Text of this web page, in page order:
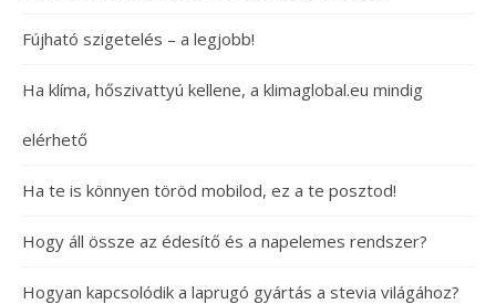
Fújható szigetelés – a legjobb!
Ha klíma, hőszivattyú kellene, a klimaglobal.eu mindig
elérhető
Ha te is könnyen töröd mobilod, ez a te posztod!
Hogy áll össze az édesítő és a napelemes rendszer?
Hogyan kapcsolódik a laprugó gyártás a stevia világához?